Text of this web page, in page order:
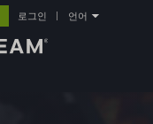
로그인 언어